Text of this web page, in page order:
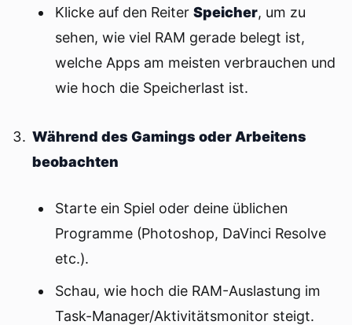
Klicke auf den Reiter Speicher, um zu
sehen, wie viel RAM gerade belegt ist,
welche Apps am meisten verbrauchen und
wie hoch die Speicherlast ist.
Während des Gamings oder Arbeitens
beobachten
Starte ein Spiel oder deine üblichen
Programme (Photoshop, DaVinci Resolve
etc.).
Schau, wie hoch die RAM-Auslastung im
Task-Manager/Aktivitätsmonitor steigt.